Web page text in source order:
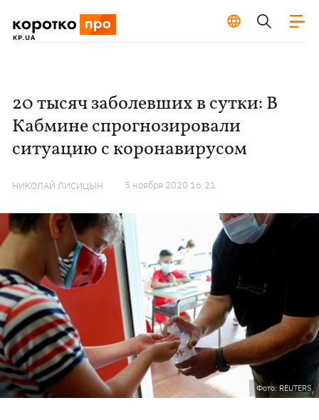
20 тысяч заболевших в сутки: В
Кабмине спрогнозировали
ситуацию с коронавирусом
НИКОЛАЙ ЛИСИЦЫН 5 ноября 2020 16:21
Фото: REUTERS